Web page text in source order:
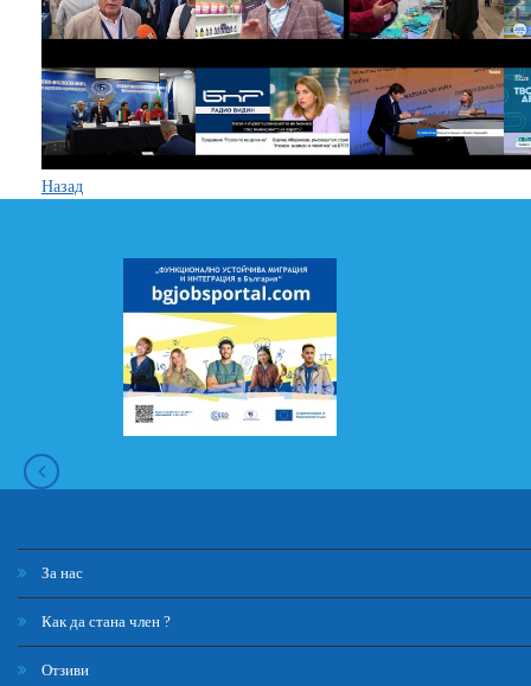
Назад
За нас
Как да стана член ?
Отзиви